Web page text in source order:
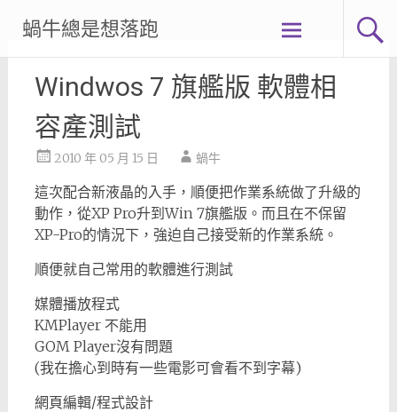
content
蝸牛總是想落跑
Windwos 7 旗艦版 軟體相
容產測試
2010 年 05 月 15 日 蝸牛
這次配合新液晶的入手，順便把作業系統做了升級的
動作，從XP Pro升到Win 7旗艦版。而且在不保留
XP-Pro的情況下，強迫自己接受新的作業系統。
順便就自己常用的軟體進行測試
媒體播放程式
KMPlayer 不能用
GOM Player沒有問題
(我在擔心到時有一些電影可會看不到字幕)
網頁編輯/程式設計